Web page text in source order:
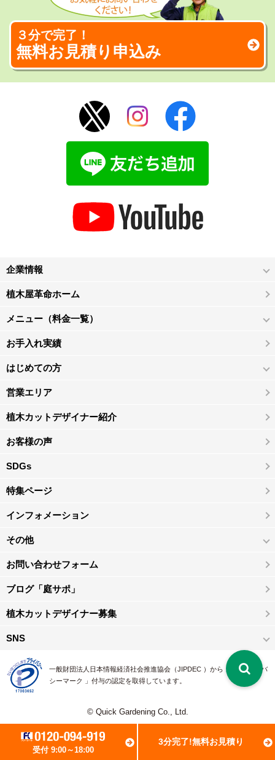
受付 9:00～18:00
3分完了!無料お見積り
３分で完了！
無料お見積り申込み
企業情報
植木屋革命ホーム
メニュー（料金一覧）
お手入れ実績
はじめての方
営業エリア
植木カットデザイナー紹介
お客様の声
SDGs
特集ページ
インフォメーション
その他
お問い合わせフォーム
ブログ「庭サポ」
植木カットデザイナー募集
SNS
一般財団法人日本情報経済社会推進協会（JIPDEC ）から 、「 プライバ
シーマーク 」付与の認定を取得しています。
© Quick Gardening Co., Ltd.